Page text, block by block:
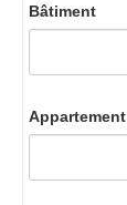
Bâtiment
Appartement